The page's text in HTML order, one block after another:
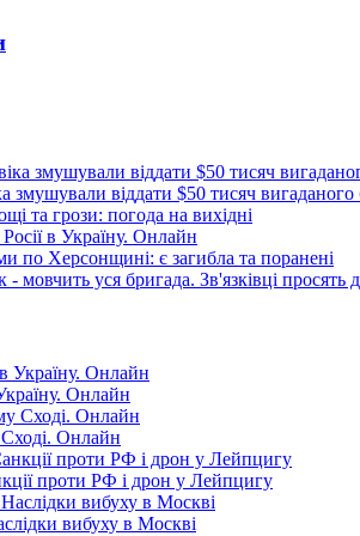
змушували віддати $50 тисяч вигаданого
та грози: погода на вихідні
в Україну. Онлайн
по Херсонщині: є загибла та поранені
- мовчить уся бригада. Зв'язківці просять
Онлайн
Онлайн
проти РФ і дрон у Лейпцигу
вибуху в Москві